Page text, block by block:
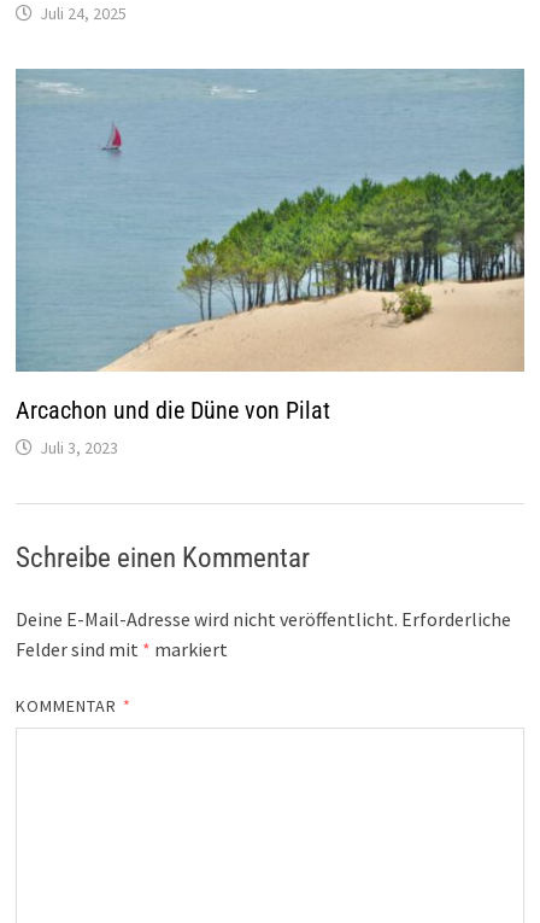
Juli 24, 2025
Arcachon und die Düne von Pilat
Juli 3, 2023
Schreibe einen Kommentar
Deine E-Mail-Adresse wird nicht veröffentlicht. Erforderliche
Felder sind mit * markiert
KOMMENTAR *